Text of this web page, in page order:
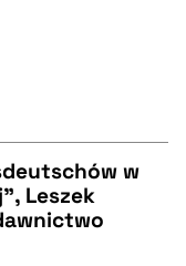
w
Leszek